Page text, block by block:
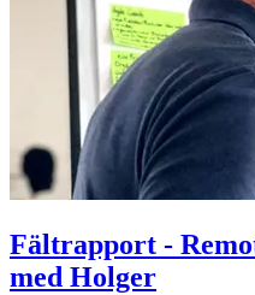
Fältrapport -
med Holger